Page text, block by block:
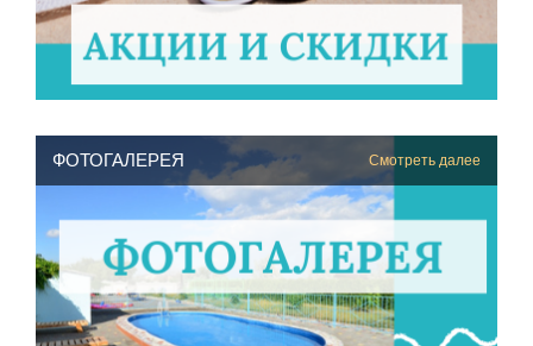
ФОТОГАЛЕРЕЯ Смотреть далее